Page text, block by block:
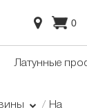
0
Латунные
На